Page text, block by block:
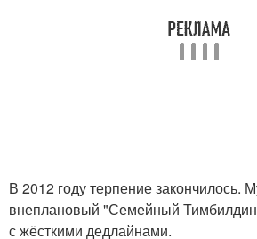
В 2012 году терпение закончилось.
внеплановый "Семейный
с жёсткими дедлайнами.